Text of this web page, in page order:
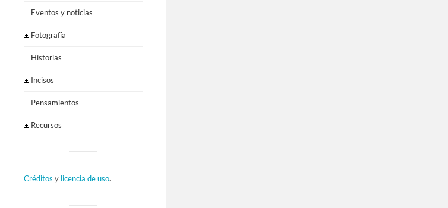
Eventos y noticias
Fotografía
Historias
Incisos
Pensamientos
Recursos
Créditos y licencia de uso.